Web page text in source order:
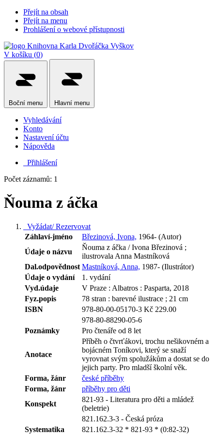
Přejít na obsah
Přejít na menu
Prohlášení o webové přístupnosti
V košíku (0)
Boční menu Hlavní menu
Vyhledávání
Konto
Nastavení účtu
Nápověda
Přihlášení
Počet záznamů: 1
Ňouma z áčka
Vyžádat/ Rezervovat
Záhlaví-jméno
Březinová, Ivona, 1964- (Autor)
Údaje o názvu
Ňouma z áčka / Ivona Březinová ;
ilustrovala Anna Mastníková
Dal.odpovědnost Mastníková, Anna, 1987- (Ilustrátor)
Údaje o vydání
1. vydání
Vyd.údaje
V Praze : Albatros : Pasparta, 2018
Fyz.popis
78 stran : barevné ilustrace ; 21 cm
ISBN
978-80-00-05170-3 Kč 229.00
978-80-88290-05-6
Poznámky
Pro čtenáře od 8 let
Anotace
Příběh o čtvrťákovi, trochu nešikovném a
bojácném Toníkovi, který se snaží
vyrovnat svým spolužákům a dostat se do
jejich party. Pro mladší školní věk.
Forma, žánr
české příběhy
Forma, žánr
příběhy pro děti
Konspekt
821-93 - Literatura pro děti a mládež
(beletrie)
821.162.3-3 - Česká próza
Systematika
821.162.3-32 * 821-93 * (0:82-32)